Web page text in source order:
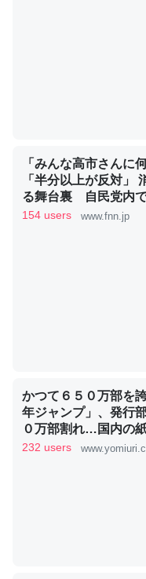
昆虫ってカルシウム
コオロギのカルシウ
論文では「淡水はカ
利だから両方が拮抗
いる鋏角類（カブト
─ニュース :: 【研究発表
これを元に考えるとカ
類は苦労してるんだ
─ニュース :: 【研究発表
「みんな高市さんに
「半分以上が反対」
る舞台裏 自民党内
論と本音【スポット
154 users www.fnn.jp
かつて６５０万部を
年ジャンプ」、発行
０万部割れ…国内の
０万部超」ゼロに
232 users